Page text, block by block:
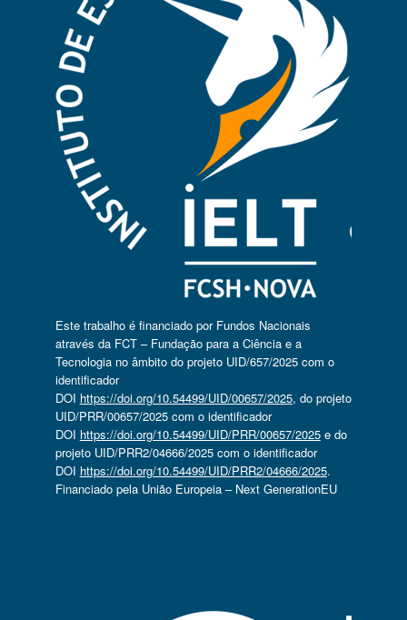
Este trabalho é financiado por Fundos Nacionais
através da FCT – Fundação para a Ciência e a
Tecnologia no âmbito do projeto UID/657/2025 com o
identificador
DOI https://doi.org/10.54499/UID/00657/2025, do projeto
UID/PRR/00657/2025 com o identificador
DOI https://doi.org/10.54499/UID/PRR/00657/2025e do
projeto UID/PRR2/04666/2025 com o identificador
DOI https://doi.org/10.54499/UID/PRR2/04666/2025.
Financiado pela União Europeia – Next GenerationEU